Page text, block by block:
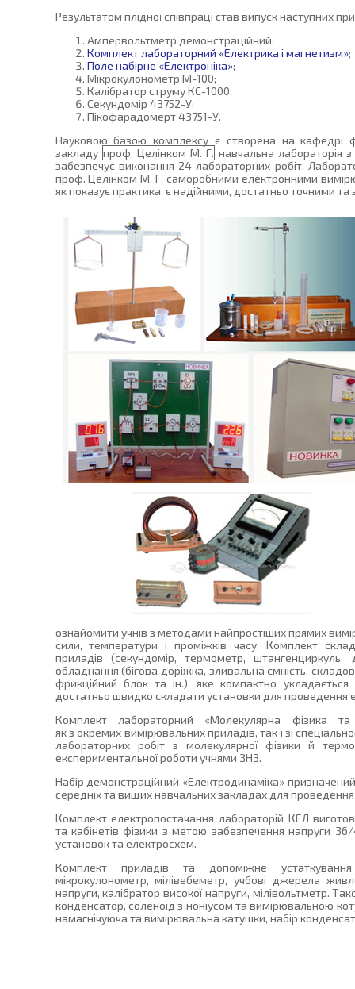
Результатом плідної співпраці став випуск наступних
Ампервольтметр демонстраційний;
Комплект лабораторний «Електрика і магнетизм»;
Поле набірне «Електроніка»;
Мікрокулонометр М-100;
Калібратор струму КС-1000;
Секундомір 43752-У;
Пікофарадомерт 43751-У.
Науковою базою комплексу є створена на кафедрі
закладу проф. Целінком М. Г. навчальна лабораторія
забезпечує виконання 24 лабораторних робіт.
проф. Целінком М. Г. саморобними електронними
як показує практика, є надійними, достатньо точними
ознайомити учнів з методами найпростіших прямих
сили, температури і проміжків часу. Комплект
приладів (секундомір, термометр, штангенциркуль,
обладнання (бігова доріжка, зливальна ємність,
фрикційний блок та ін.), яке компактно
достатньо швидко складати установки для проведення
Комплект лабораторний «Молекулярна фізика
як з окремих вимірювальних приладів, так і зі
лабораторних робіт з молекулярної фізики й
експериментальної роботи учнями ЗНЗ.
Набір демонстраційний «Електродинаміка»
середніх та вищих навчальних закладах для
Комплект електропостачання лабораторій КЕЛ
та кабінетів фізики з метою забезпечення напруги
установок та електросхем.
Комплект приладів та допоміжне
мікрокулонометр, мілівебеметр, учбові джерела
напруги, калібратор високої напруги, мілівольтметр.
конденсатор, соленоїд з ноніусом та вимірювальною
намагнічуюча та вимірювальна катушки, набір